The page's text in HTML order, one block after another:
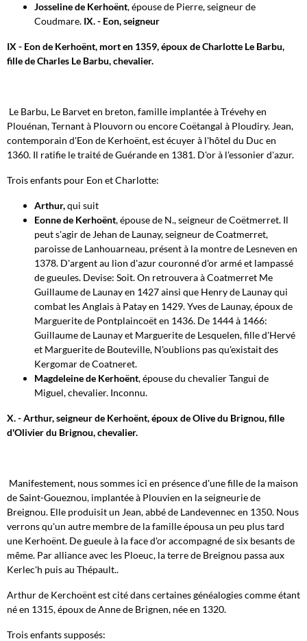
Josseline de Kerhoënt, épouse de Pierre, seigneur de
Coudmare. IX. - Eon, seigneur
IX - Eon de Kerhoënt, mort en 1359, époux de Charlotte Le Barbu,
fille de Charles Le Barbu, chevalier.
Le Barbu, Le Barvet en breton, famille implantée à Trévehy en
Plouénan, Ternant à Plouvorn ou encore Coëtangal à Ploudiry. Jean,
contemporain d'Eon de Kerhoënt, est écuyer à l'hôtel du Duc en
1360. Il ratifie le traité de Guérande en 1381. D'or à l'essonier d'azur.
Trois enfants pour Eon et Charlotte:
Arthur,qui suit
Eonne de Kerhoënt, épouse de N., seigneur de Coëtmerret. Il
peut s'agir de Jehan de Launay, seigneur de Coatmerret,
paroisse de Lanhouarneau, présent à la montre de Lesneven en
1378. D'argent au lion d'azur couronné d'or armé et lampassé
de gueules. Devise: Soit. On retrouvera à Coatmerret Me
Guillaume de Launay en 1427 ainsi que Henry de Launay qui
combat les Anglais à Patay en 1429. Yves de Launay, époux de
Marguerite de Pontplaincoët en 1436. De 1444 à 1466:
Guillaume de Launay et Marguerite de Lesquelen, fille d'Hervé
et Marguerite de Bouteville, N'oublions pas qu'existait des
Kergomar de Coatneret.
Magdeleine de Kerhoënt, épouse du chevalier Tangui de
Miguel, chevalier. Inconnu.
X. - Arthur, seigneur de Kerhoënt, époux de Olive du Brignou, fille
d'Olivier du Brignou, chevalier.
Manifestement, nous sommes ici en présence d'une fille de la maison
de Saint-Goueznou, implantée à Plouvien en la seigneurie de
Breignou. Elle produisit un Jean, abbé de Landevennec en 1350. Nous
verrons qu'un autre membre de la famille épousa un peu plus tard
une Kerhoënt. De gueule à la face d'or accompagné de six besants de
même. Par alliance avec les Ploeuc, la terre de Breignou passa aux
Kerlec'h puis au Thépault..
Arthur de Kerchoënt est cité dans certaines généalogies comme étant
né en 1315, époux de Anne de Brignen, née en 1320.
Trois enfants supposés: